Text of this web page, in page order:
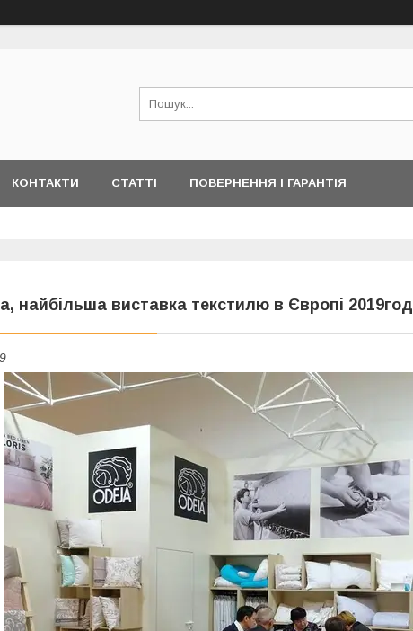
КОНТАКТИ СТАТТІ ПОВЕРНЕННЯ І ГАРАНТІЯ
найбільша виставка текстилю в Європі 2019год